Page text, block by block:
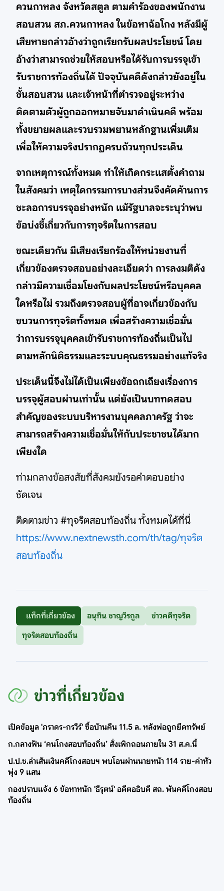
ควนกาหลง จังหวัดสตูล ตามคำร้องของพนักงาน
สอบสวน สภ.ควนกาหลง ในข้อหาฉ้อโกง หลังมีผู้
เสียหายกล่าวอ้างว่าถูกเรียกรับผลประโยชน์ โดย
อ้างว่าสามารถช่วยให้สอบหรือได้รับการบรรจุเข้า
รับราชการท้องถิ่นได้ ปัจจุบันคดีดังกล่าวยังอยู่ใน
ชั้นสอบสวน และเจ้าหน้าที่ตำรวจอยู่ระหว่าง
ติดตามตัวผู้ถูกออกหมายจับมาดำเนินคดี พร้อม
ทั้งขยายผลและรวบรวมพยานหลักฐานเพิ่มเติม
เพื่อให้ความจริงปรากฏครบถ้วนทุกประเด็น
จากเหตุการณ์ทั้งหมด ทำให้เกิดกระแสตั้งคำถาม
ในสังคมว่า เหตุใดกรรมการบางส่วนจึงคัดค้านการ
ชะลอการบรรจุอย่างหนัก แม้รัฐบาลจะระบุว่าพบ
ข้อบ่งชี้เกี่ยวกับการทุจริตในการสอบ
ขณะเดียวกัน มีเสียงเรียกร้องให้หน่วยงานที่
เกี่ยวข้องตรวจสอบอย่างละเอียดว่า การลงมติดัง
กล่าวมีความเชื่อมโยงกับผลประโยชน์หรือบุคคล
ใดหรือไม่ รวมถึงตรวจสอบผู้ที่อาจเกี่ยวข้องกับ
ขบวนการทุจริตทั้งหมด เพื่อสร้างความเชื่อมั่น
ว่าการบรรจุบุคคลเข้ารับราชการท้องถิ่นเป็นไป
ตามหลักนิติธรรมและระบบคุณธรรมอย่างแท้จริง
ประเด็นนี้จึงไม่ได้เป็นเพียงข้อถกเถียงเรื่องการ
บรรจุผู้สอบผ่านเท่านั้น แต่ยังเป็นบททดสอบ
สำคัญของระบบบริหารงานบุคคลภาครัฐ ว่าจะ
สามารถสร้างความเชื่อมั่นให้กับประชาชนได้มาก
เพียงใด
ท่ามกลางข้อสงสัยที่สังคมยังรอคำตอบอย่าง
ชัดเจน
ติดตามข่าว #ทุจริตสอบท้องถิ่น ทั้งหมดได้ที่นี่
https://www.nextnewsth.com/th/tag/ทุจริต
สอบท้องถิ่น
แท็กที่เกี่ยวข้อง อนุทิน ชาญวีรกูล
ข่าวคดีทุจริต
ทุจริตสอบท้องถิ่น
ข่าวที่เกี่ยวข้อง
เปิดข้อมูล 'ภราดร-กรวีร์' ซื้อบ้านคืน 11.5 ล. หลังพ่อถูกยึดทรัพย์
ก.กลางฟัน ‘คนโกงสอบท้องถิ่น’ สั่งเพิกถอนภายใน 31 ส.ค.นี้
ป.ป.ช.ล่าเส้นเงินคดีโกงสอบฯ พบโอนผ่านนายหน้า 114 ราย-ค่าหัว
พุ่ง 9 แสน
กองปราบแจ้ง 6 ข้อหาหนัก 'ธีรุตน์' อดีตอธิบดี สถ. พันคดีโกงสอบ
ท้องถิ่น